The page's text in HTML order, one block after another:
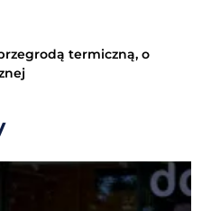
termiczną, o